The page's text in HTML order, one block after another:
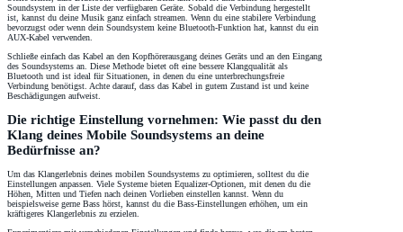
Soundsystem in der Liste der verfügbaren Geräte. Sobald die Verbindung hergestellt
ist, kannst du deine Musik ganz einfach streamen. Wenn du eine stabilere Verbindung
bevorzugst oder wenn dein Soundsystem keine Bluetooth-Funktion hat, kannst du ein
AUX-Kabel verwenden.
Schließe einfach das Kabel an den Kopfhörerausgang deines Geräts und an den Eingang
des Soundsystems an. Diese Methode bietet oft eine bessere Klangqualität als
Bluetooth und ist ideal für Situationen, in denen du eine unterbrechungsfreie
Verbindung benötigst. Achte darauf, dass das Kabel in gutem Zustand ist und keine
Beschädigungen aufweist.
Die richtige Einstellung vornehmen: Wie passt du den
Klang deines Mobile Soundsystems an deine
Bedürfnisse an?
Um das Klangerlebnis deines mobilen Soundsystems zu optimieren, solltest du die
Einstellungen anpassen. Viele Systeme bieten Equalizer-Optionen, mit denen du die
Höhen, Mitten und Tiefen nach deinen Vorlieben einstellen kannst. Wenn du
beispielsweise gerne Bass hörst, kannst du die Bass-Einstellungen erhöhen, um ein
kräftigeres Klangerlebnis zu erzielen.